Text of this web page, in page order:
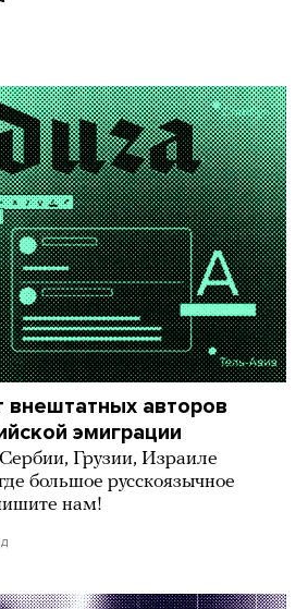
авторов
эмиграции
Грузии, Израиле
большое русскоязычное
нам!